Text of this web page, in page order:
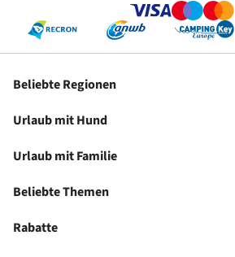
Beliebte Regionen
Urlaub mit Hund
Urlaub mit Familie
Beliebte Themen
Rabatte